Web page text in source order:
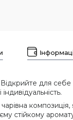
для
композиція,
стійкому